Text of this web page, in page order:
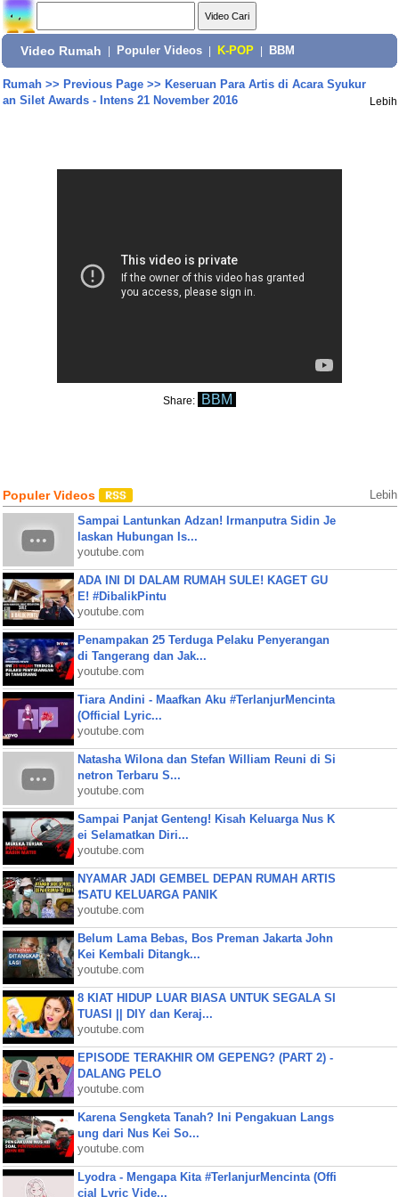
Video Rumah Populer Videos K-POP BBM
Rumah>> Previous Page>> Keseruan Para Artis di Acara Syukur
an Silet Awards - Intens 21 November 2016
Lebih
Share: BBM
Populer Videos Lebih
Sampai Lantunkan Adzan! Irmanputra Sidin Je
laskan Hubungan Is...
youtube.com
ADA INI DI DALAM RUMAH SULE! KAGET GU
E! #DibalikPintu
youtube.com
Penampakan 25 Terduga Pelaku Penyerangan
di Tangerang dan Jak...
youtube.com
Tiara Andini - Maafkan Aku #TerlanjurMencinta
(Official Lyric...
youtube.com
Natasha Wilona dan Stefan William Reuni di Si
netron Terbaru S...
youtube.com
Sampai Panjat Genteng! Kisah Keluarga Nus K
ei Selamatkan Diri...
youtube.com
NYAMAR JADI GEMBEL DEPAN RUMAH ARTIS
❗SATU KELUARGA PANIK
youtube.com
Belum Lama Bebas, Bos Preman Jakarta John
Kei Kembali Ditangk...
youtube.com
8 KIAT HIDUP LUAR BIASA UNTUK SEGALA SI
TUASI || DIY dan Keraj...
youtube.com
EPISODE TERAKHIR OM GEPENG? (PART 2) -
DALANG PELO
youtube.com
Karena Sengketa Tanah? Ini Pengakuan Langs
ung dari Nus Kei So...
youtube.com
Lyodra - Mengapa Kita #TerlanjurMencinta (Offi
cial Lyric Vide...